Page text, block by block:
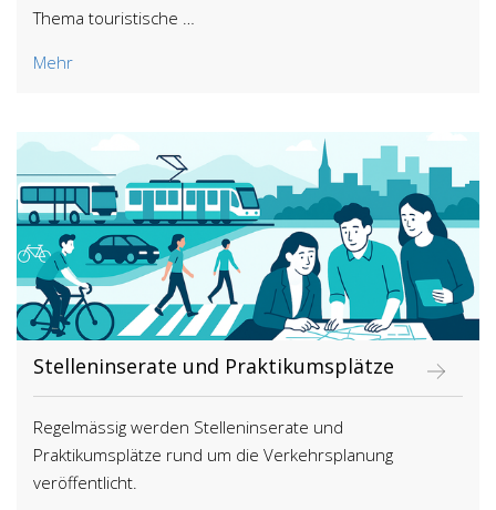
Thema touristische …
Mehr
Stelleninserate und Praktikumsplätze
Regelmässig werden Stelleninserate und
Praktikumsplätze rund um die Verkehrsplanung
veröffentlicht.